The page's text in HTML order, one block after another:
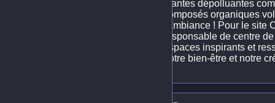
plantes dépolluantes
composés organiques
l'ambiance ! Pour le site
responsable de centre
espaces inspirants et
notre bien-être et notre